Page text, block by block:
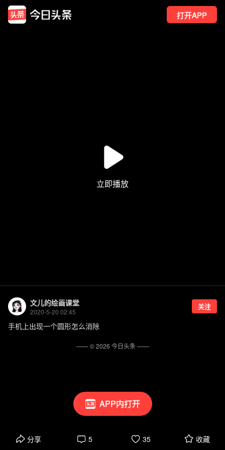
打开APP
APP内打开
文儿的绘画课堂
2020-5-20 02:45
关注
手机上出现一个圆形怎么消除
分享 5 35 收藏
—— ©2026 今日头条——